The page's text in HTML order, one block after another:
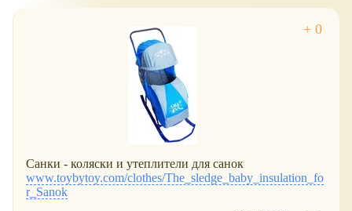
Санки - коляски и утеплители для санок
www.toybytoy.com/clothes/The_sledge_baby_insulation_fo
r_Sanok